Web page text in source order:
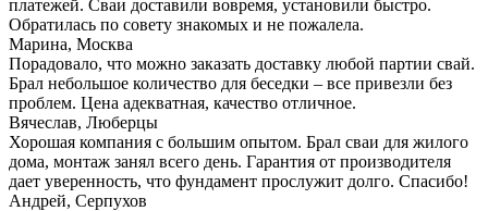
платежей. Сваи доставили вовремя, установили быстро.
Обратилась по совету знакомых и не пожалела.
Марина, Москва
Порадовало, что можно заказать доставку любой партии свай.
Брал небольшое количество для беседки – все привезли без
проблем. Цена адекватная, качество отличное.
Вячеслав, Люберцы
Хорошая компания с большим опытом. Брал сваи для жилого
дома, монтаж занял всего день. Гарантия от производителя
дает уверенность, что фундамент прослужит долго. Спасибо!
Андрей, Серпухов